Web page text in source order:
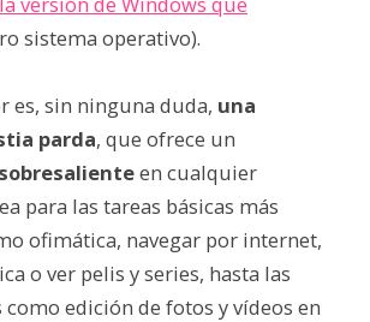
sistema operativo).
es, sin ninguna duda, una
parda, que ofrece un
en cualquier
para las tareas básicas más
ofimática, navegar por internet,
o ver pelis y series, hasta las
como edición de fotos y vídeos en